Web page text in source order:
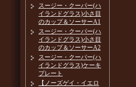
スージー・クーパー(ハ
イランドグラス)小さ目
のカップ＆ソーサーA1
スージー・クーパー(ハ
イランドグラス)小さ目
のカップ＆ソーサーA2
スージー・クーパー(ハ
イランドグラス)ケーキ
プレート
【ノーズゲイ・イエロ